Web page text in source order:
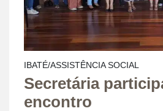
IBATÉ/ASSISTÊNCIA SOCIAL
Secretária
encontro